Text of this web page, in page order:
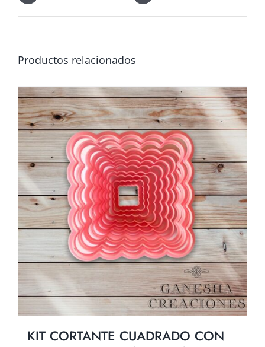
Productos relacionados
KIT CORTANTE CUADRADO CON